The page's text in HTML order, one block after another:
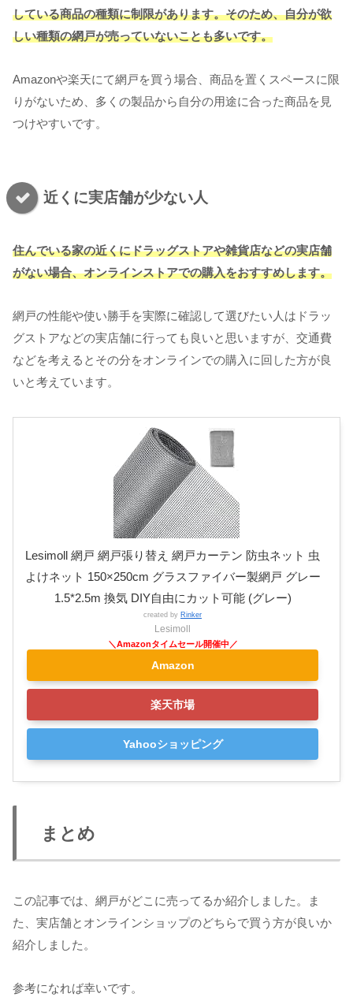
している商品の種類に制限があります。そのため、自分が欲
しい種類の網戸が売っていないことも多いです。
Amazonや楽天にて網戸を買う場合、商品を置くスペースに限
りがないため、多くの製品から自分の用途に合った商品を見
つけやすいです。
近くに実店舗が少ない人
住んでいる家の近くにドラッグストアや雑貨店などの実店舗
がない場合、オンラインストアでの購入をおすすめします。
網戸の性能や使い勝手を実際に確認して選びたい人はドラッ
グストアなどの実店舗に行っても良いと思いますが、交通費
などを考えるとその分をオンラインでの購入に回した方が良
いと考えています。
Lesimoll 網戸 網戸張り替え 網戸カーテン 防虫ネット 虫
よけネット 150×250cm グラスファイバー製網戸 グレー
1.5*2.5m 換気 DIY自由にカット可能 (グレー)
created by Rinker
Lesimoll
Amazon
楽天市場
Yahooショッピング
まとめ
この記事では、網戸がどこに売ってるか紹介しました。ま
た、実店舗とオンラインショップのどちらで買う方が良いか
紹介しました。
参考になれば幸いです。